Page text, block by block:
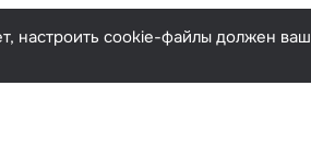
настроить cookie-файлы должен ваш